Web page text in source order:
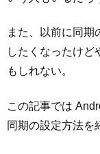
また、以前に同期
したくなったけど
もしれない。
この記事では
同期の設定方法を